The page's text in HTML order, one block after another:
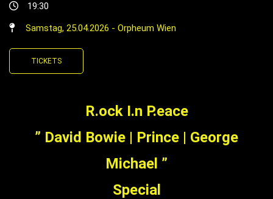
19:30
Samstag, 25.04.2026 - Orpheum Wien
TICKETS
R.ock I.n P.eace
” David Bowie | Prince | George
Michael ”
Special